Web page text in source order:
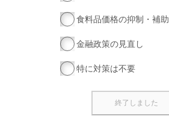
食料品価格の抑制・補助
金融政策の見直し
特に対策は不要